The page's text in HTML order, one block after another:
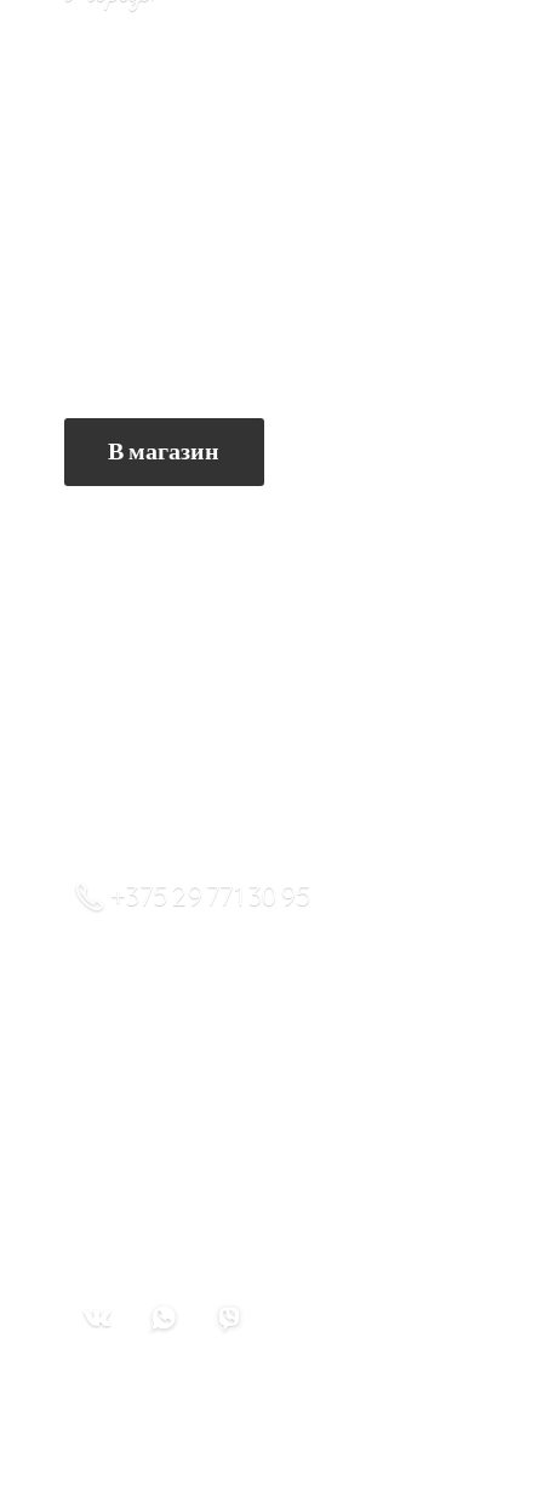
В магазин
+375 29 771 30 95